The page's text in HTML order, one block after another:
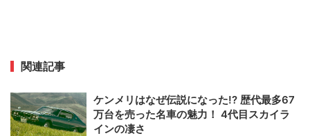
関連記事
ケンメリはなぜ伝説になった!? 歴代最多67
万台を売った名車の魅力！ 4代目スカイラ
インの凄さ